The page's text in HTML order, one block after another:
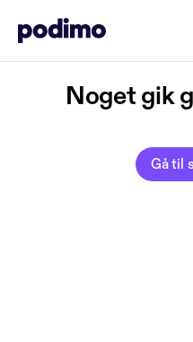
Noget gik
Gå til